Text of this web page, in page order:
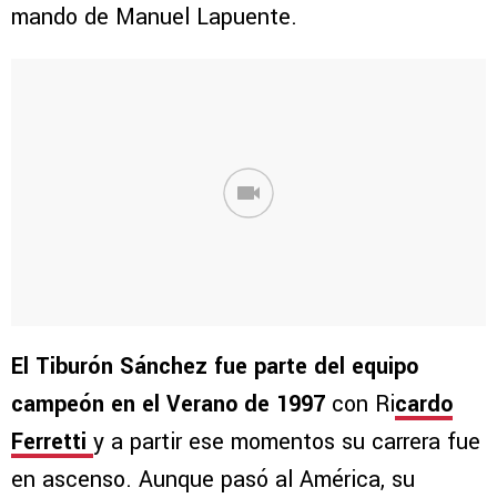
mando de Manuel Lapuente.
El Tiburón Sánchez fue parte del equipo
campeón en el Verano de 1997 con Ricardo
Ferretti y a partir ese momentos su carrera fue
en ascenso. Aunque pasó al América, su